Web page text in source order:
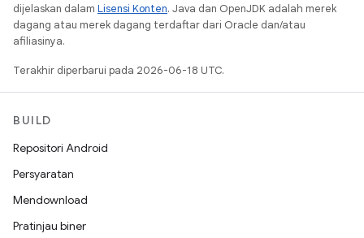
dijelaskan dalam Lisensi Konten. Java dan OpenJDK adalah merek
dagang atau merek dagang terdaftar dari Oracle dan/atau
afiliasinya.
Terakhir diperbarui pada 2026-06-18 UTC.
BUILD
Repositori Android
Persyaratan
Mendownload
Pratinjau biner